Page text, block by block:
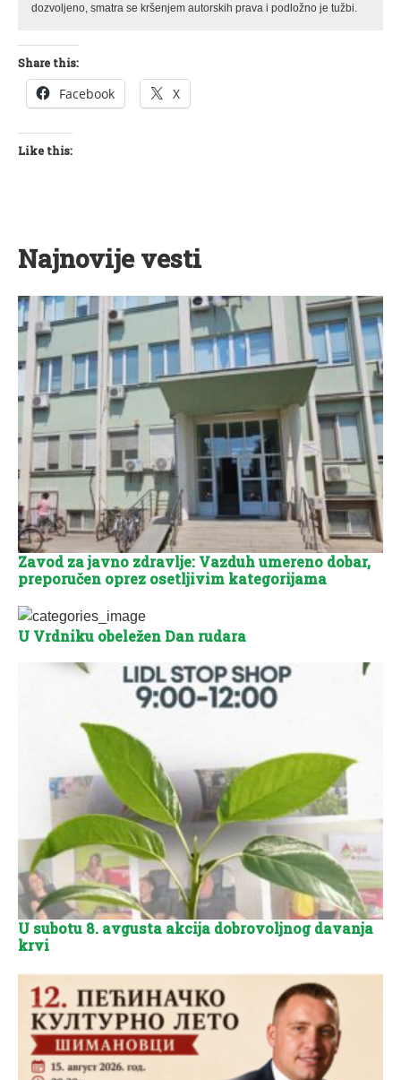
dozvoljeno, smatra se kršenjem autorskih prava i podložno je tužbi.
Share this:
Facebook X
Like this:
Najnovije vesti
Zavod za javno zdravlje: Vazduh umereno dobar,
preporučen oprez osetljivim kategorijama
U Vrdniku obeležen Dan rudara
U subotu 8. avgusta akcija dobrovoljnog davanja
krvi